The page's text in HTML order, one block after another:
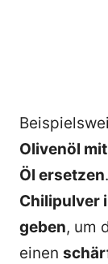
Olivenöl
Öl ersetzen
Chilipulver
geben, um
einen